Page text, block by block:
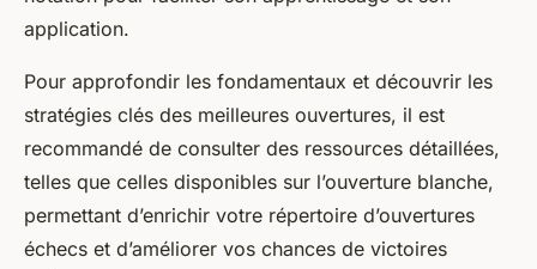
application.
Pour approfondir les fondamentaux et découvrir les
stratégies clés des meilleures ouvertures, il est
recommandé de consulter des ressources détaillées,
telles que celles disponibles sur l’ouverture blanche,
permettant d’enrichir votre répertoire d’ouvertures
échecs et d’améliorer vos chances de victoires